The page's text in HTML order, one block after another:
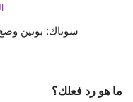
‏سوناك: بوتين
ما هو رد فعلك؟